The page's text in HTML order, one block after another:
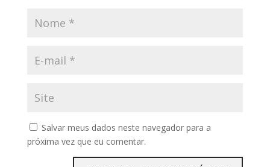
Salvar meus dados neste navegador para a
próxima vez que eu comentar.